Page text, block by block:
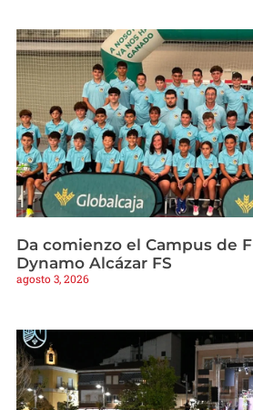
Da comienzo el Campus de
Dynamo Alcázar FS
agosto 3, 2026